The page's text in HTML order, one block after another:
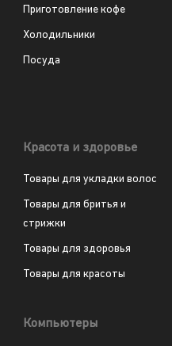
Приготовление кофе
Холодильники
Посуда
Красота и здоровье
Товары для укладки волос
Товары для бритья и
стрижки
Товары для здоровья
Товары для красоты
Компьютеры